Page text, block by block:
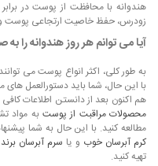
هندوانه با محافظت از پوست در
زودرس، حفظ خاصیت ارتجاعی پوست
آیا می توانم هر روز هندوانه را به
به طور کلی، اکثر انواع پوست می
با این حال، شما باید دستورالعمل
هم اکنون بعد از دانستن اطلاعات
محصولات مراقبت از پوستبه مواد
مطالعه کنید. با این حال به شما
کرم آبرسان خوب و یا سرم آبرسان برند
تهیه کنید.